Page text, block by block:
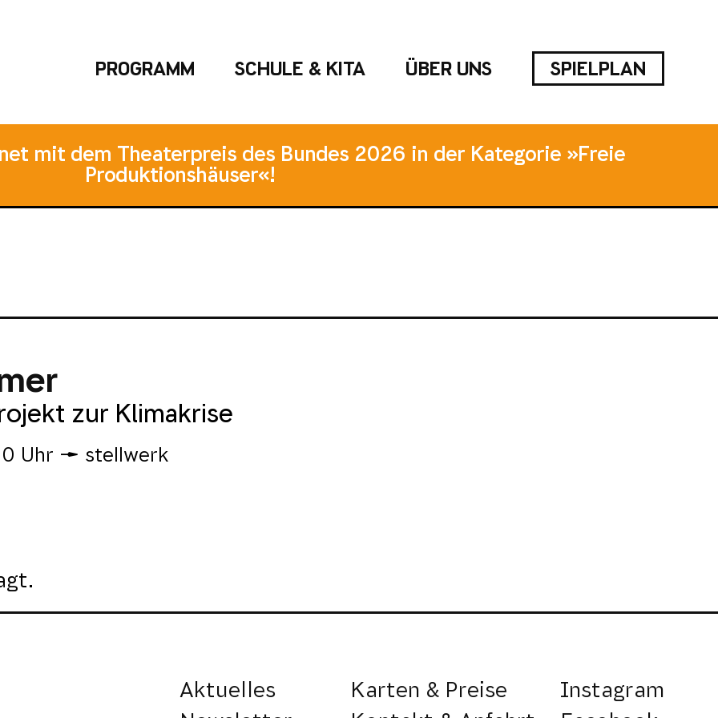
PROGRAMM SCHULE & KITA ÜBER UNS SPIELPLAN
mit dem Theaterpreis des Bundes 2026 in der Kategorie »Freie
Produktionshäuser«!
zur Klimakrise
Uhr stellwerk
Aktuelles
Karten & Preise
Instagram